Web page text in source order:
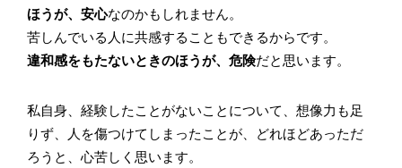
ほうが、安心なのかもしれません。
苦しんでいる人に共感することもできるからです。
違和感をもたないときのほうが、危険だと思います。
私自身、経験したことがないことについて、想像力も足
りず、人を傷つけてしまったことが、どれほどあっただ
ろうと、心苦しく思います。